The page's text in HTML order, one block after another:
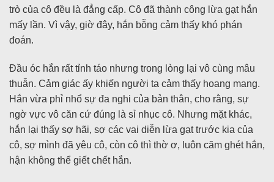
trò của cô đều là đẳng cấp. Cô đã thành công lừa gạt hắn
mấy lần. Vì vậy, giờ đây, hắn bỗng cảm thấy khó phán
đoán.
Đầu óc hắn rất tỉnh táo nhưng trong lòng lại vô cùng mâu
thuẫn. Cảm giác ấy khiến người ta cảm thấy hoang mang.
Hắn vừa phỉ nhổ sự đa nghi của bản thân, cho rằng, sự
ngờ vực vô căn cứ đúng là sỉ nhục cô. Nhưng mặt khác,
hắn lại thấy sợ hãi, sợ các vai diễn lừa gạt trước kia của
cô, sợ mình đã yêu cô, còn cô thì thờ ơ, luôn căm ghét hắn,
hận không thể giết chết hắn.